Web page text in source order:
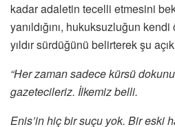
kadar adaletin tecelli etmesini
yanıldığını, hukuksuzluğun
yıldır sürdüğünü belirterek şu
“Her zaman sadece kürsü
gazetecileriz. İlkemiz belli.
Enis’in hiç bir suçu yok. Bir eski